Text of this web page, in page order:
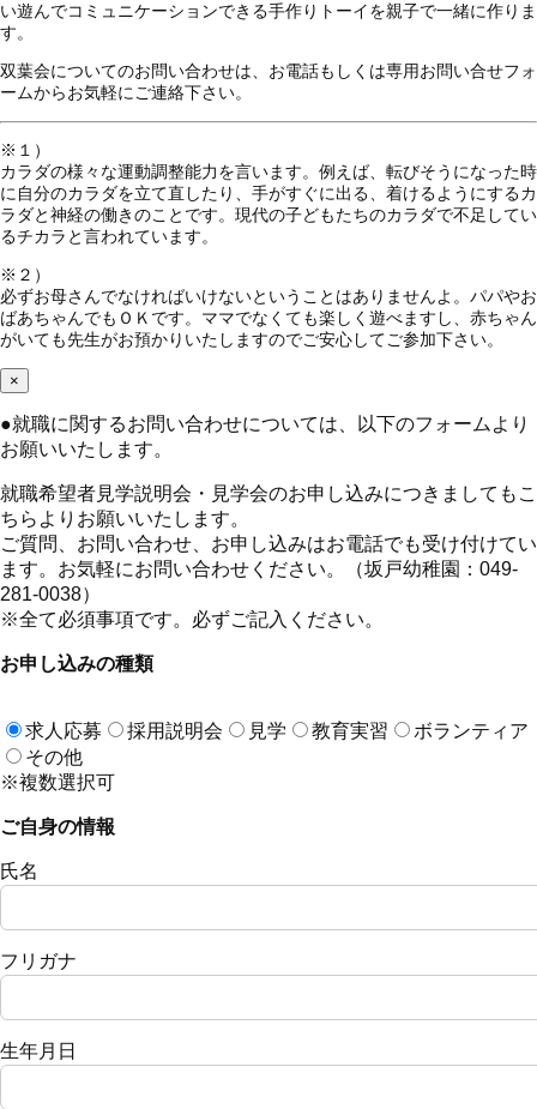
い遊んでコミュニケーションできる手作りトーイを親子で一緒に作りま
す。
双葉会についてのお問い合わせは、お電話もしくは専用お問い合せフォ
ームからお気軽にご連絡下さい。
※１）
カラダの様々な運動調整能力を言います。例えば、転びそうになった時
に自分のカラダを立て直したり、手がすぐに出る、着けるようにするカ
ラダと神経の働きのことです。現代の子どもたちのカラダで不足してい
るチカラと言われています。
※２）
必ずお母さんでなければいけないということはありませんよ。パパやお
ばあちゃんでもＯＫです。ママでなくても楽しく遊べますし、赤ちゃん
がいても先生がお預かりいたしますのでご安心してご参加下さい。
×
●就職に関するお問い合わせについては、以下のフォームより
お願いいたします。
就職希望者見学説明会・見学会のお申し込みにつきましてもこ
ちらよりお願いいたします。
ご質問、お問い合わせ、お申し込みはお電話でも受け付けてい
ます。お気軽にお問い合わせください。（坂戸幼稚園：049-
281-0038）
※全て必須事項です。必ずご記入ください。
お申し込みの種類
求人応募 採用説明会 見学 教育実習
ボランティア
その他
※複数選択可
ご自身の情報
氏名
フリガナ
生年月日